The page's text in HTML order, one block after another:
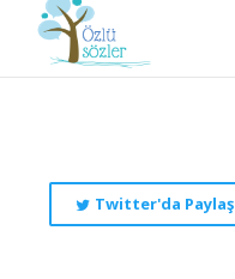
Twitter'da Paylaş